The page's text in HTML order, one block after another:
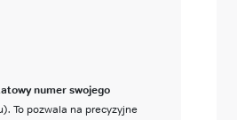
numer swojego
To pozwala na precyzyjne